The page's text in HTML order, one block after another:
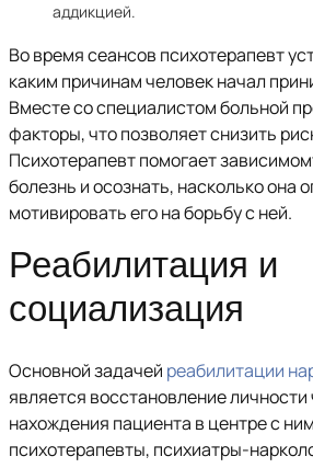
аддикцией.
Во время сеансов психотерапевт
каким причинам человек начал
Вместе со специалистом больной
факторы, что позволяет снизить
Психотерапевт помогает
болезнь и осознать, насколько она
мотивировать его на борьбу с ней.
Реабилитация и
социализация
Основной задачей реабилитации
является восстановление
нахождения пациента в центре с
психотерапевты, психиатры-